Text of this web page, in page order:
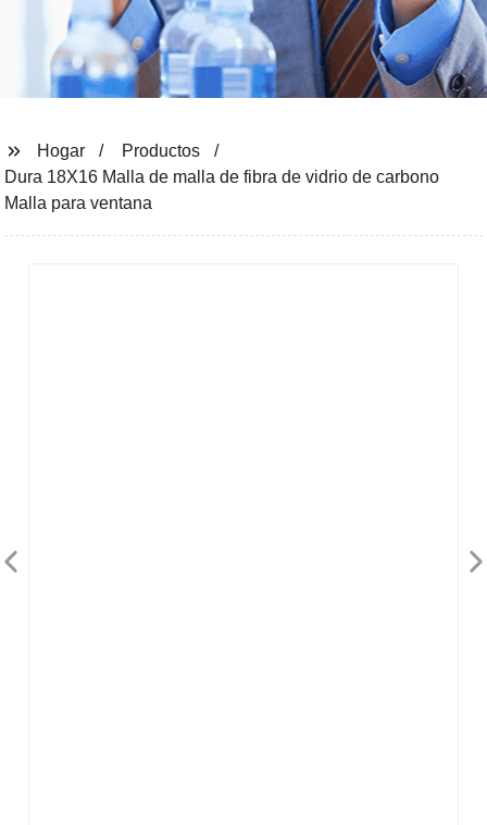
Hogar
Productos
Dura 18X16 Malla de malla de fibra de vidrio de carbono
Malla para ventana